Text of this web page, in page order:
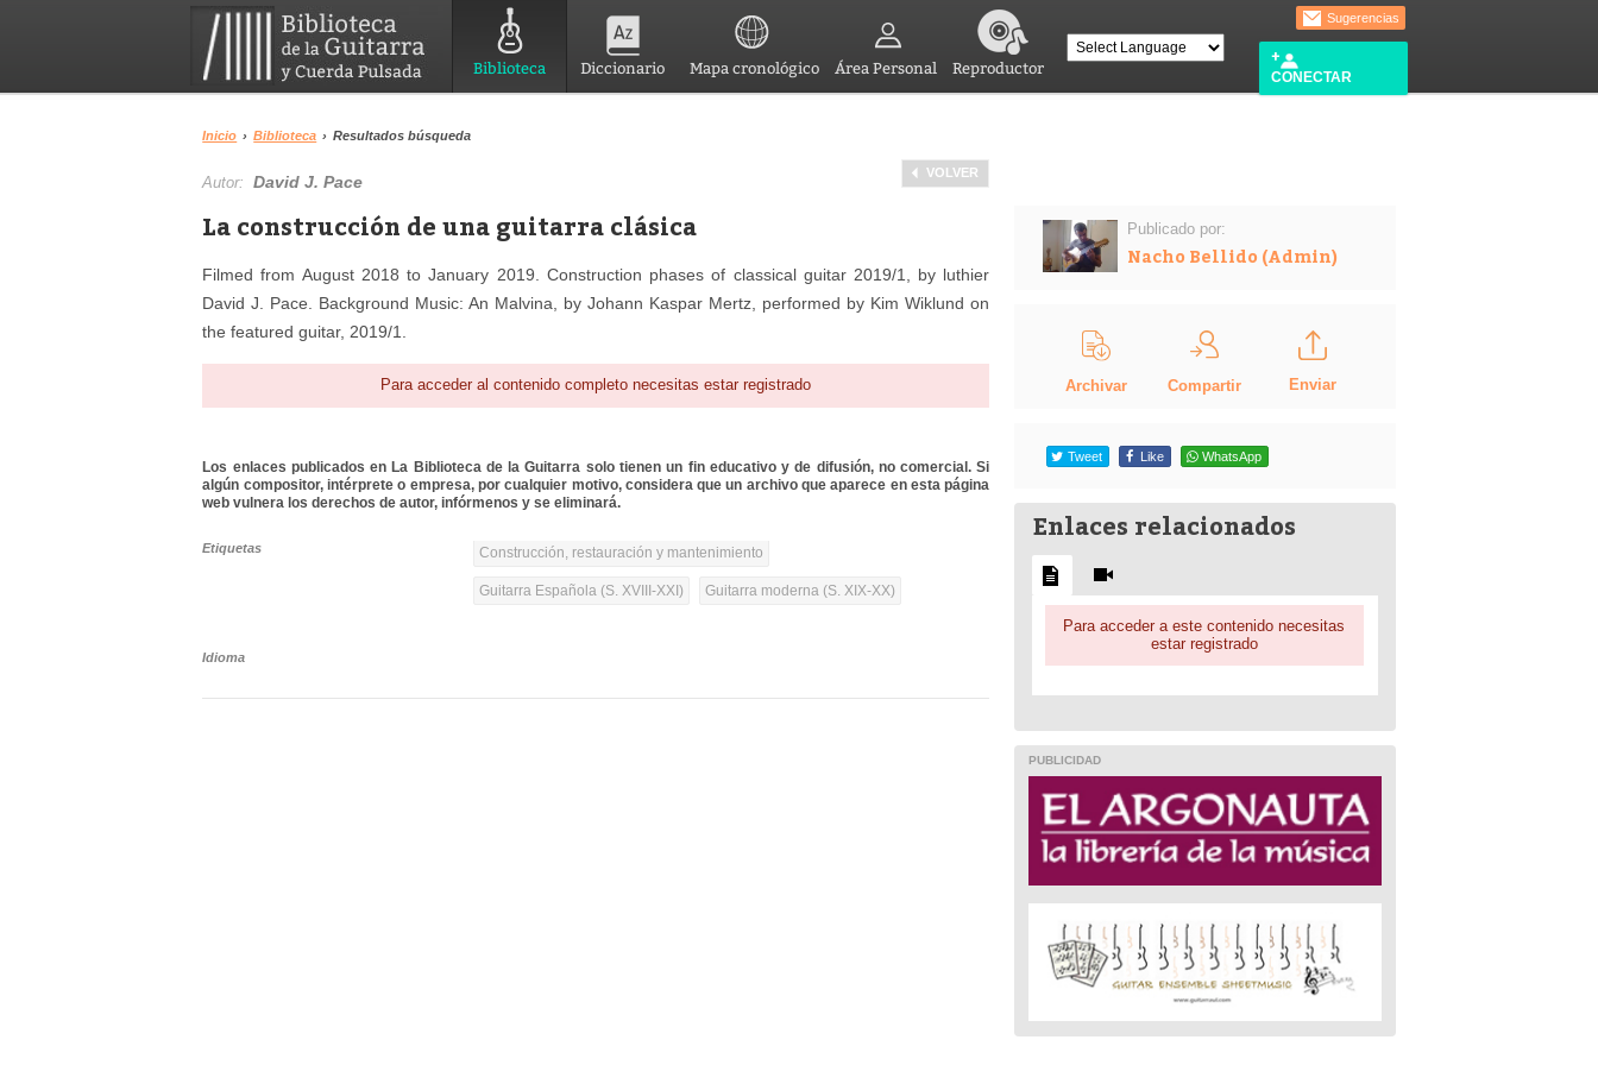
Biblioteca Diccionario Mapa cronológico Área Personal Reproductor
Sugerencias
CONECTAR
Inicio › Biblioteca › Resultados búsqueda
VOLVER
Autor:David J. Pace
La construcción de una guitarra clásica
Filmed from August 2018 to January 2019. Construction phases of classical guitar 2019/1, by luthier
David J. Pace. Background Music: An Malvina, by Johann Kaspar Mertz, performed by Kim Wiklund on
the featured guitar, 2019/1.
Para acceder al contenido completo necesitas estar registrado
Los enlaces publicados en La Biblioteca de la Guitarra solo tienen un fin educativo y de difusión, no comercial. Si
algún compositor, intérprete o empresa, por cualquier motivo, considera que un archivo que aparece en esta página
web vulnera los derechos de autor, infórmenos y se eliminará.
Etiquetas Construcción, restauración y mantenimiento
Guitarra Española (S. XVIII-XXI) Guitarra moderna (S. XIX-XX)
Idioma
Publicado por:
Nacho Bellido (Admin)
Archivar Compartir Enviar
Tweet Like WhatsApp
Enlaces relacionados
Para acceder a este contenido necesitas
estar registrado
PUBLICIDAD